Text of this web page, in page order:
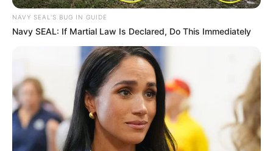
Search
YANG TERPANAS
Dari Inggris, BAE Systems Resmi Memulai
Produksi 20 Eurofighter Typhoon Pesanan Turki
Sistem Hanud S-400 Rusia Diklaim Tembak
Jatuh 10 Jet Tempur MiG-29 Ukraina dalam
Sehari
NAVY SEAL'S BUG IN GUIDE
Navy SEAL: If Martial Law Is Declared, Do This Immediately